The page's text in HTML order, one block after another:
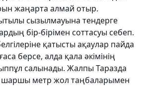
жаңарта алмай отыр.
сызылмауына тендерге
бір-бірімен соттасуы себеп.
қатысты ақаулар пайда
берсе, алда қала әкімінің
салынады. Жалпы Таразда
метр жол таңбаларымен